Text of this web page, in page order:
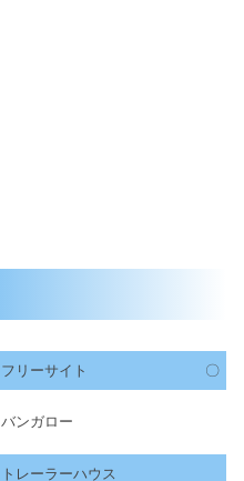
フリーサイト 〇
バンガロー
トレーラーハウス